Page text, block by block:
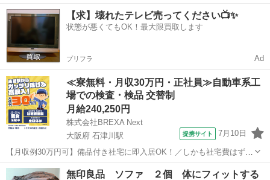
います。 サイズ:幅65x奥65x高45cm 【希望取引場所】滋賀県草津市笠
山 【希望取引日時】相談可能 上記の条件に合わせてくださる方を優先
させていた...
滋賀 草津市 ソファ ニトリ
【求】壊れたテレビ売ってください📺✨
状態が悪くてもOK！最大限買取します
プリフラ Ad
≪寮無料・月収30万円・正社員≫自動車系工
場での検査・検品 交替制
月給240,250円
株式会社BREXA Next
大阪府 石津川駅
提携サイト 7月10日
【月収例30万円可】備品付き社宅に即入居OK！／しかも社宅費はずっ
と無料♪／トラクタ本体の製造／資格経験不問★異業種からの転職活躍
中！／赴任旅費会社負担／工場まで無料送迎あり◎《大阪府堺市》 人
大阪 堺市 石津川駅 その他
無印良品 ソファ ２個 体にフィットする